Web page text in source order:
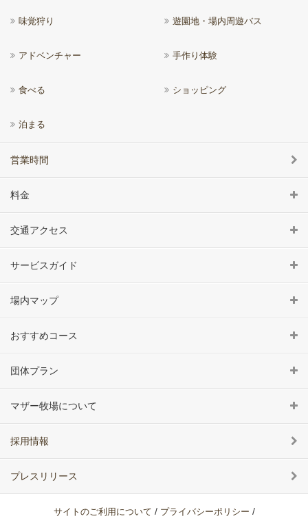
味覚狩り 遊園地・場内周遊バス
アドベンチャー 手作り体験
食べる ショッピング
泊まる
営業時間
料金
交通アクセス
サービスガイド
場内マップ
おすすめコース
団体プラン
マザー牧場について
採用情報
プレスリリース
サイトのご利用について / プライバシーポリシー /